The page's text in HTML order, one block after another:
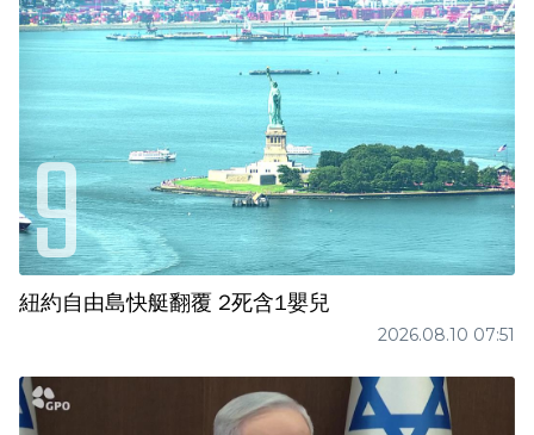
紐約自由島快艇翻覆 2死含1嬰兒
2026.08.10 07:51